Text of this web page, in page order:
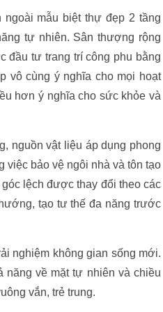
mẫu biệt thự đẹp 2 tầng
tự nhiên. Sân thượng rộng
đầu tư trang trí công phu bằng
vô cùng ý nghĩa cho mọi hoạt
hơn ý nghĩa cho sức khỏe và
nguồn vật liệu áp dụng phong
việc bảo vệ ngôi nhà và tôn tạo
lệch được thay đổi theo các
tạo tư thế đa năng trước
nghiệm không gian sống mới.
năng về mặt tự nhiên và chiều
vắn, trẻ trung.